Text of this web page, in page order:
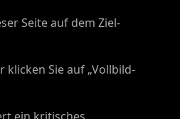
Seite auf dem Ziel-
klicken Sie auf „Vollbild-